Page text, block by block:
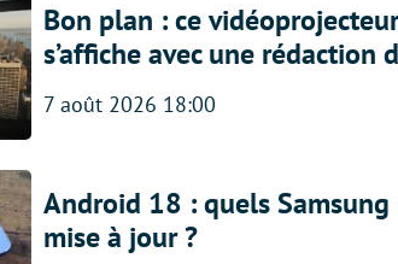
Bon plan : ce
s’affiche avec une rédaction
7 août 2026 18:00
Android 18 : quels
mise à jour ?